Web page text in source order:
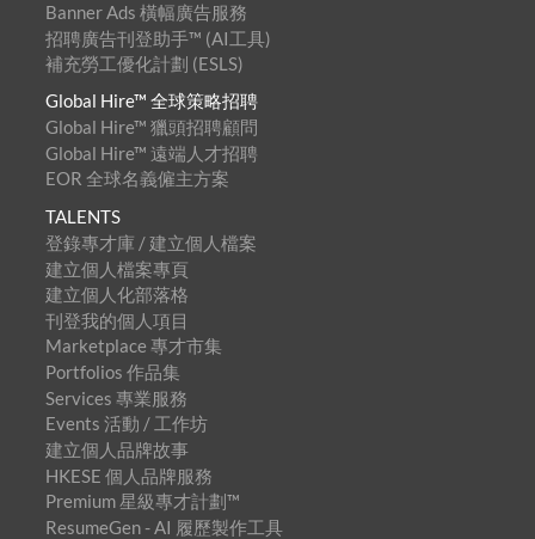
Banner Ads 橫幅廣告服務
招聘廣告刊登助手™ (AI工具)
補充勞工優化計劃 (ESLS)
Global Hire™ 全球策略招聘
Global Hire™ 獵頭招聘顧問
Global Hire™ 遠端人才招聘
EOR 全球名義僱主方案
TALENTS
登錄專才庫 / 建立個人檔案
建立個人檔案專頁
建立個人化部落格
刊登我的個人項目
Marketplace 專才市集
Portfolios 作品集
Services 專業服務
Events 活動 / 工作坊
建立個人品牌故事
HKESE 個人品牌服務
Premium 星級專才計劃™
ResumeGen - AI 履歷製作工具